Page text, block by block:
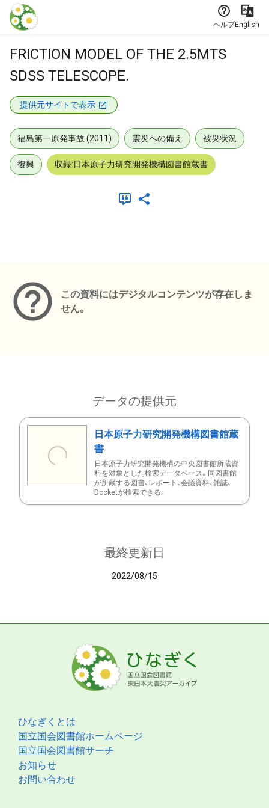
本文に飛ぶ
ヘルプEnglish
FRICTION MODEL OF THE 2.5MTS
SDSS TELESCOPE.
提供元サイトで表示
福島第一原発事故 (2011) 震災への備え 被災状況
復興 収録:日本原子力研究開発機構図書館蔵書
この資料にはデジタルコンテンツが存在しま
せん。
データの提供元
日本原子力研究開発機構図書館蔵
書
日本原子力研究開発機構の中央図書館所蔵資
料を対象とした検索データベース。同図書館
が所蔵する図書、レポート、会議資料、雑誌、
Docketが検索できる。
最終更新日
2022/08/15
ひなぎくとは
国立国会図書館ホームページ
国立国会図書館サーチ
お知らせ
お問い合わせ